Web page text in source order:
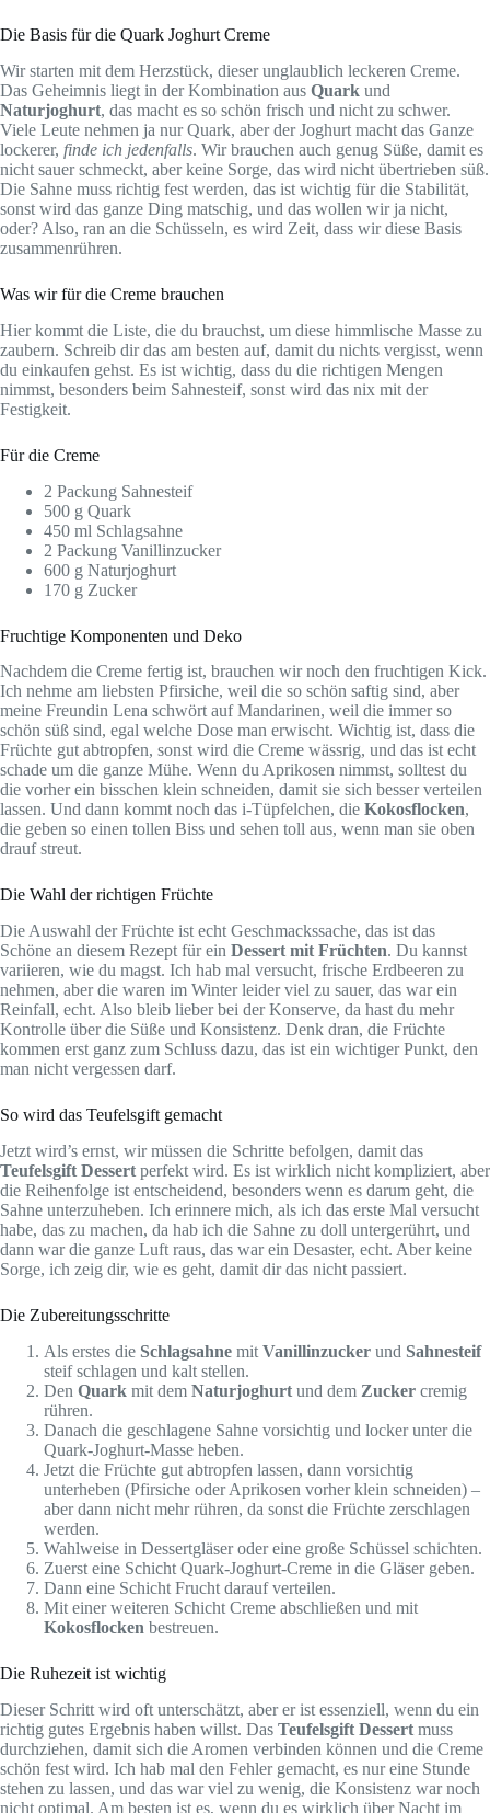
Die Basis für die Quark Joghurt Creme
Wir starten mit dem Herzstück, dieser unglaublich leckeren Creme.
Das Geheimnis liegt in der Kombination aus Quark und
Naturjoghurt, das macht es so schön frisch und nicht zu schwer.
Viele Leute nehmen ja nur Quark, aber der Joghurt macht das Ganze
lockerer, finde ich jedenfalls. Wir brauchen auch genug Süße, damit es
nicht sauer schmeckt, aber keine Sorge, das wird nicht übertrieben süß.
Die Sahne muss richtig fest werden, das ist wichtig für die Stabilität,
sonst wird das ganze Ding matschig, und das wollen wir ja nicht,
oder? Also, ran an die Schüsseln, es wird Zeit, dass wir diese Basis
zusammenrühren.
Was wir für die Creme brauchen
Hier kommt die Liste, die du brauchst, um diese himmlische Masse zu
zaubern. Schreib dir das am besten auf, damit du nichts vergisst, wenn
du einkaufen gehst. Es ist wichtig, dass du die richtigen Mengen
nimmst, besonders beim Sahnesteif, sonst wird das nix mit der
Festigkeit.
Für die Creme
2 Packung Sahnesteif
500 g Quark
450 ml Schlagsahne
2 Packung Vanillinzucker
600 g Naturjoghurt
170 g Zucker
Fruchtige Komponenten und Deko
Nachdem die Creme fertig ist, brauchen wir noch den fruchtigen Kick.
Ich nehme am liebsten Pfirsiche, weil die so schön saftig sind, aber
meine Freundin Lena schwört auf Mandarinen, weil die immer so
schön süß sind, egal welche Dose man erwischt. Wichtig ist, dass die
Früchte gut abtropfen, sonst wird die Creme wässrig, und das ist echt
schade um die ganze Mühe. Wenn du Aprikosen nimmst, solltest du
die vorher ein bisschen klein schneiden, damit sie sich besser verteilen
lassen. Und dann kommt noch das i-Tüpfelchen, die Kokosflocken,
die geben so einen tollen Biss und sehen toll aus, wenn man sie oben
drauf streut.
Die Wahl der richtigen Früchte
Die Auswahl der Früchte ist echt Geschmackssache, das ist das
Schöne an diesem Rezept für ein Dessert mit Früchten. Du kannst
variieren, wie du magst. Ich hab mal versucht, frische Erdbeeren zu
nehmen, aber die waren im Winter leider viel zu sauer, das war ein
Reinfall, echt. Also bleib lieber bei der Konserve, da hast du mehr
Kontrolle über die Süße und Konsistenz. Denk dran, die Früchte
kommen erst ganz zum Schluss dazu, das ist ein wichtiger Punkt, den
man nicht vergessen darf.
So wird das Teufelsgift gemacht
Jetzt wird’s ernst, wir müssen die Schritte befolgen, damit das
Teufelsgift Dessert perfekt wird. Es ist wirklich nicht kompliziert, aber
die Reihenfolge ist entscheidend, besonders wenn es darum geht, die
Sahne unterzuheben. Ich erinnere mich, als ich das erste Mal versucht
habe, das zu machen, da hab ich die Sahne zu doll untergerührt, und
dann war die ganze Luft raus, das war ein Desaster, echt. Aber keine
Sorge, ich zeig dir, wie es geht, damit dir das nicht passiert.
Die Zubereitungsschritte
Als erstes die Schlagsahne mit Vanillinzucker und Sahnesteif
steif schlagen und kalt stellen.
Den Quark mit dem Naturjoghurt und dem Zucker cremig
rühren.
Danach die geschlagene Sahne vorsichtig und locker unter die
Quark-Joghurt-Masse heben.
Jetzt die Früchte gut abtropfen lassen, dann vorsichtig
unterheben (Pfirsiche oder Aprikosen vorher klein schneiden) –
aber dann nicht mehr rühren, da sonst die Früchte zerschlagen
werden.
Wahlweise in Dessertgläser oder eine große Schüssel schichten.
Zuerst eine Schicht Quark-Joghurt-Creme in die Gläser geben.
Dann eine Schicht Frucht darauf verteilen.
Mit einer weiteren Schicht Creme abschließen und mit
Kokosflocken bestreuen.
Die Ruhezeit ist wichtig
Dieser Schritt wird oft unterschätzt, aber er ist essenziell, wenn du ein
richtig gutes Ergebnis haben willst. Das Teufelsgift Dessert muss
durchziehen, damit sich die Aromen verbinden können und die Creme
schön fest wird. Ich hab mal den Fehler gemacht, es nur eine Stunde
stehen zu lassen, und das war viel zu wenig, die Konsistenz war noch
nicht optimal. Am besten ist es, wenn du es wirklich über Nacht im